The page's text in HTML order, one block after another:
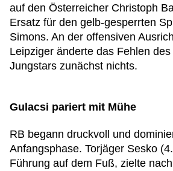
auf den Österreicher Christoph
Ersatz für den gelb-gesperrten
Simons. An der offensiven
Leipziger änderte das Fehlen
Jungstars zunächst nichts.
Gulacsi pariert mit Mühe
RB begann druckvoll und
Anfangsphase. Torjäger Sesko
Führung auf dem Fuß, zielte